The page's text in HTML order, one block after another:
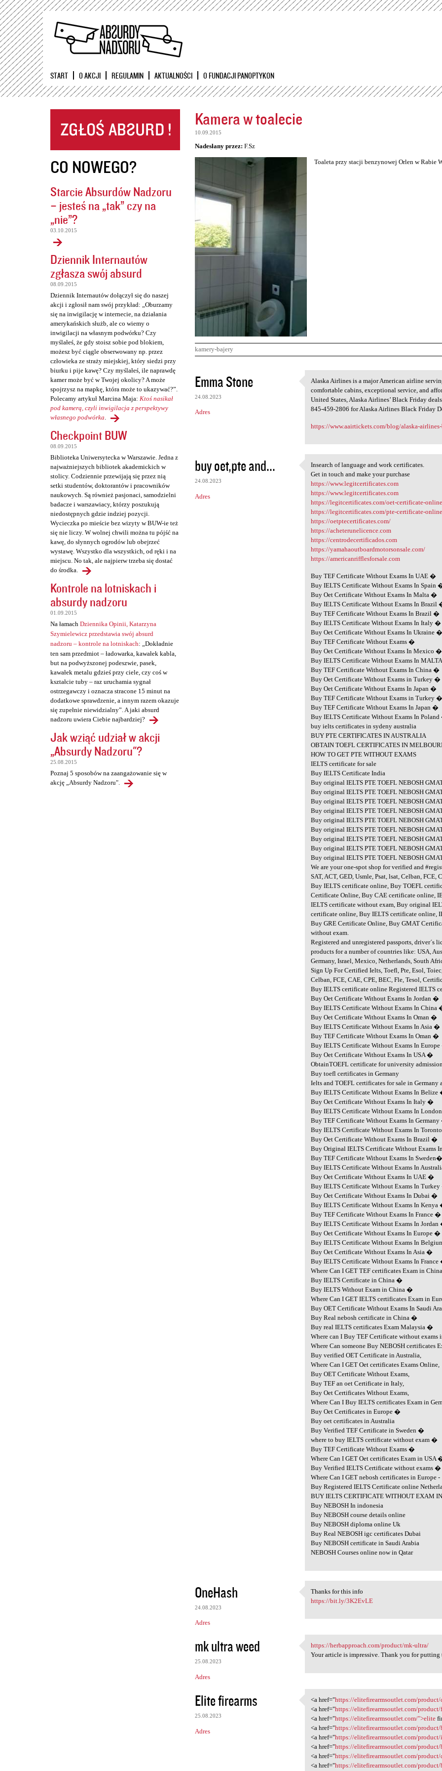
Przejdź
START O AKCJI REGULAMIN AKTUALNOŚCI O FUNDACJI PANOPTYKON
CO NOWEGO?
Starcie Absurdów Nadzoru
– jesteś na „tak” czy na
„nie”?
03.10.2015
Dziennik Internautów
zgłasza swój absurd
08.09.2015
Dziennik Internautów dołączył się do naszej
akcji i zgłosił nam swój przykład: „Oburzamy
się na inwigilację w internecie, na działania
amerykańskich służb, ale co wiemy o
inwigilacji na własnym podwórku? Czy
myślałeś, że gdy stoisz sobie pod blokiem,
możesz być ciągle obserwowany np. przez
człowieka ze straży miejskiej, który siedzi przy
biurku i pije kawę? Czy myślałeś, ile naprawdę
kamer może być w Twojej okolicy? A może
spojrzysz na mapkę, która może to ukazywać?”.
Polecamy artykuł Marcina Maja: Ktoś nasikał
pod kamerą, czyli inwigilacja z perspektywy
własnego podwórka.
Checkpoint BUW
08.09.2015
Biblioteka Uniwersytecka w Warszawie. Jedna z
najważniejszych bibliotek akademickich w
stolicy. Codziennie przewijają się przez nią
setki studentów, doktorantów i pracowników
naukowych. Są również pasjonaci, samodzielni
badacze i warszawiacy, którzy poszukują
niedostępnych gdzie indziej pozycji.
Wycieczka po mieście bez wizyty w BUW-ie też
się nie liczy. W wolnej chwili można tu pójść na
kawę, do słynnych ogrodów lub obejrzeć
wystawę. Wszystko dla wszystkich, od ręki i na
miejscu. No tak, ale najpierw trzeba się dostać
do środka.
Kontrole na lotniskach i
absurdy nadzoru
01.09.2015
Na łamach Dziennika Opinii, Katarzyna
Szymielewicz przedstawia swój absurd
nadzoru – kontrole na lotniskach: „Dokładnie
ten sam przedmiot – ładowarka, kawałek kabla,
but na podwyższonej podeszwie, pasek,
kawałek metalu gdzieś przy ciele, czy coś w
kształcie tuby – raz uruchamia sygnał
ostrzegawczy i oznacza stracone 15 minut na
dodatkowe sprawdzenie, a innym razem okazuje
się zupełnie niewidzialny”. A jaki absurd
nadzoru uwiera Ciebie najbardziej?
Jak wziąć udział w akcji
„Absurdy Nadzoru"?
25.08.2015
Poznaj 5 sposobów na zaangażowanie się w
akcję „Absurdy Nadzoru".
Kamera w toalecie
10.09.2015
Nadesłany przez: F.Sz
Toaleta przy stacji benzynowej Orlen w Rabie
kamery-bajery
K
o
m
e
a
r
z
e
Emma Stone
24.08.2023
Adres
Alaska Airlines is a major
Alaska Airlines is a major American airline
comfortable cabins, exceptional service, and
United States, Alaska Airlines’ Black Friday
845-459-2806 for Alaska Airlines Black Friday
https://www.aairtickets.com/blog/alaska-
buy oet,pte and...
24.08.2023
Adres
Insearch of language and work
Insearch of language and work certificates.
Get in touch and make your purchase
https://www.legitcertificates.com
https://www.legitcertificates.com
https://legitcertificates.com/oet-certificate-
https://legitcertificates.com/pte-certificate-
https://oetptecertificates.com/
https://acheterunelicence.com
https://centrodecertificados.com
https://yamahaoutboardmotorsonsale.com/
https://americanrifflesforsale.com
Buy TEF Certificate Without Exams In UAE �
Buy IELTS Certificate Without Exams In Spain
Buy Oet Certificate Without Exams In Malta �
Buy IELTS Certificate Without Exams In Brazil
Buy TEF Certificate Without Exams In Brazil �
Buy IELTS Certificate Without Exams In Italy �
Buy Oet Certificate Without Exams In Ukraine �
Buy TEF Certificate Without Exams �
Buy Oet Certificate Without Exams In Mexico �
Buy IELTS Certificate Without Exams In
Buy TEF Certificate Without Exams In China �
Buy Oet Certificate Without Exams in Turkey �
Buy Oet Certificate Without Exams In Japan �
Buy TEF Certificate Without Exams in Turkey �
Buy TEF Certificate Without Exams In Japan �
Buy IELTS Certificate Without Exams In
buy ielts certificates in sydeny australia
BUY PTE CERTIFICATES IN AUSTRALIA
OBTAIN TOEFL CERTIFICATES IN
HOW TO GET PTE WITHOUT EXAMS
IELTS certificate for sale
Buy IELTS Certificate India
Buy original IELTS PTE TOEFL NEBOSH
Buy original IELTS PTE TOEFL NEBOSH
Buy original IELTS PTE TOEFL NEBOSH
Buy original IELTS PTE TOEFL NEBOSH
Buy original IELTS PTE TOEFL NEBOSH
Buy original IELTS PTE TOEFL NEBOSH
Buy original IELTS PTE TOEFL NEBOSH
Buy original IELTS PTE TOEFL NEBOSH
Buy original IELTS PTE TOEFL NEBOSH
We are your one-spot shop for verified and
SAT, ACT, GED, Usmle, Psat, lsat, Celban,
Buy IELTS certificate online, Buy TOEFL
Certificate Online, Buy CAE certificate online,
IELTS certificate without exam, Buy original
certificate online, Buy IELTS certificate online,
Buy GRE Certificate Online, Buy GMAT
without exam.
Registered and unregistered passports, driver´s
products for a number of countries like: USA,
Germany, Israel, Mexico, Netherlands, South
Sign Up For Certified Ielts, Toefl, Pte, Esol,
Celban, FCE, CAE, CPE, BEC, Fle, Tesol,
Buy IELTS certificate online Registered IELTS
Buy Oet Certificate Without Exams In Jordan �
Buy IELTS Certificate Without Exams In China
Buy Oet Certificate Without Exams In Oman �
Buy IELTS Certificate Without Exams In Asia �
Buy TEF Certificate Without Exams In Oman �
Buy IELTS Certificate Without Exams In
Buy Oet Certificate Without Exams In USA �
ObtainTOEFL certificate for university
Buy toefl certificates in Germany
Ielts and TOEFL certificates for sale in Germany
Buy IELTS Certificate Without Exams In Belize
Buy Oet Certificate Without Exams In Italy �
Buy IELTS Certificate Without Exams In
Buy TEF Certificate Without Exams In
Buy IELTS Certificate Without Exams In
Buy Oet Certificate Without Exams In Brazil �
Buy Original IELTS Certificate Without Exams
Buy TEF Certificate Without Exams In Sweden�
Buy IELTS Certificate Without Exams In
Buy Oet Certificate Without Exams In UAE �
Buy IELTS Certificate Without Exams In
Buy Oet Certificate Without Exams In Dubai �
Buy IELTS Certificate Without Exams In Kenya
Buy TEF Certificate Without Exams In France �
Buy IELTS Certificate Without Exams In
Buy Oet Certificate Without Exams In Europe �
Buy IELTS Certificate Without Exams In
Buy Oet Certificate Without Exams In Asia �
Buy IELTS Certificate Without Exams In
Where Can I GET TEF certificates Exam in
Buy IELTS Certificate in China �
Buy IELTS Without Exam in China �
Where Can I GET IELTS certificates Exam in
Buy OET Certificate Without Exams In Saudi
Buy Real nebosh certificate in China �
Buy real IELTS certificates Exam Malaysia �
Where can I Buy TEF Certificate without exams
Where Can someone Buy NEBOSH certificates
Buy verified OET Certificate in Australia,
Where Can I GET Oet certificates Exams Online,
Buy OET Certificate Without Exams,
Buy TEF an oet Certificate in Italy,
Buy Oet Certificates Without Exams,
Where Can I Buy IELTS certificates Exam in
Buy Oet Certificates in Europe �
Buy oet certificates in Australia
Buy Verified TEF Certificate in Sweden �
where to buy IELTS certificate without exam �
Buy TEF Certificate Without Exams �
Where Can I GET Oet certificates Exam in USA
Buy Verified IELTS Certificate without exams �
Where Can I GET nebosh certificates in Europe -
Buy Registered IELTS Certificate online
BUY IELTS CERTIFICATE WITHOUT EXAM
Buy NEBOSH In indonesia
Buy NEBOSH course details online
Buy NEBOSH diploma online Uk
Buy Real NEBOSH igc certificates Dubai
Buy NEBOSH certificate in Saudi Arabia
NEBOSH Courses online now in Qatar
OneHash
24.08.2023
Adres
Thanks for this info
Thanks for this info
https://bit.ly/3K2EvLE
mk ultra weed
25.08.2023
Adres
https://herbapproach.com
https://herbapproach.com/product/mk-ultra/
Your article is impressive. Thank you for
Elite firearms
25.08.2023
Adres
<a href="https:/
<a href="https://elitefirearmsoutlet.com/product/
<a href="https://elitefirearmsoutlet.com/
<a href="https://elitefirearmsoutlet.com/">elite
<a href="https://elitefirearmsoutlet.com/product/
<a href="https://elitefirearmsoutlet.com/
<a href="https://elitefirearmsoutlet.com/
<a href="https://elitefirearmsoutlet.com/product/
<a href="https://elitefirearmsoutlet.com/product/